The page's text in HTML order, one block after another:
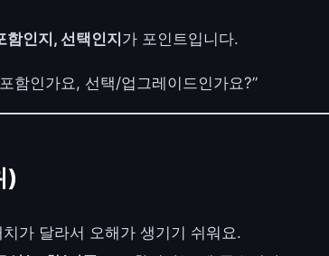
함인지, 선택인지가 포인트입니다.
함인가요, 선택/업그레이드인가요?”
)
가 달라서 오해가 생기기 쉬워요.